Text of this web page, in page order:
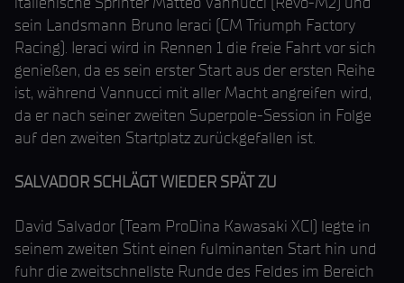
sein Landsmann Bruno Ieraci (CM Triumph Factory
Racing). Ieraci wird in Rennen 1 die freie Fahrt vor sich
genießen, da es sein erster Start aus der ersten Reihe
ist, während Vannucci mit aller Macht angreifen wird,
da er nach seiner zweiten Superpole-Session in Folge
auf den zweiten Startplatz zurückgefallen ist.
SALVADOR SCHLÄGT WIEDER SPÄT ZU
David Salvador (Team ProDina Kawasaki XCI) legte in
seinem zweiten Stint einen fulminanten Start hin und
fuhr die zweitschnellste Runde des Feldes im Bereich